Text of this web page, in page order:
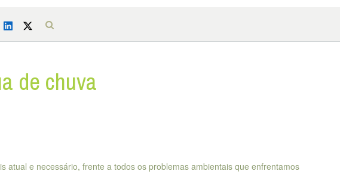
de chuva
atual e necessário, frente a todos os problemas ambientais que enfrentamos